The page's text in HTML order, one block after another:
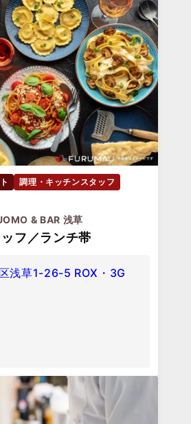
調理・キッチンスタッフ
& BAR 浅草
フ／ランチ帯
浅草1-26-5 ROX・3G